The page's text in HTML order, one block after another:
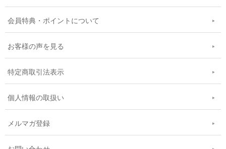
会員特典・ポイントについて
お客様の声を見る
特定商取引法表示
個人情報の取扱い
メルマガ登録